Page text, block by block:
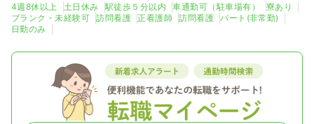
4週8休以上 土日休み 駅徒歩５分以内 車通勤可（駐車場有）
寮あり
ブランク・未経験可
訪問看護 正看護師 訪問看護
パート(非常勤)
日勤のみ